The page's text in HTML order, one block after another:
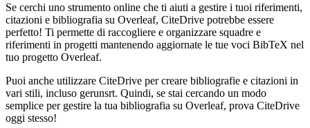
Se cerchi uno strumento online che ti aiuti a gestire i tuoi riferimenti,
citazioni e bibliografia su Overleaf, CiteDrive potrebbe essere
perfetto! Ti permette di raccogliere e organizzare squadre e
riferimenti in progetti mantenendo aggiornate le tue voci BibTeX nel
tuo progetto Overleaf.
Puoi anche utilizzare CiteDrive per creare bibliografie e citazioni in
vari stili, incluso gerunsrt. Quindi, se stai cercando un modo
semplice per gestire la tua bibliografia su Overleaf, prova CiteDrive
oggi stesso!